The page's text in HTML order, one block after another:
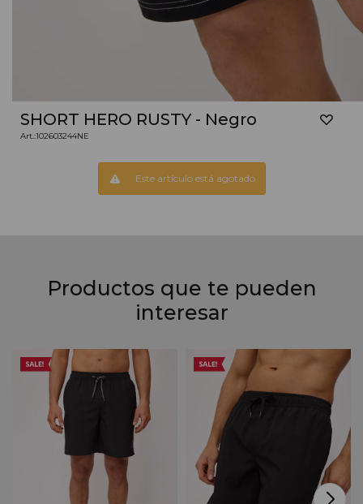
SHORT HERO RUSTY - Negro
102603244NE
Este artículo está agotado.
Productos que te pueden
interesar